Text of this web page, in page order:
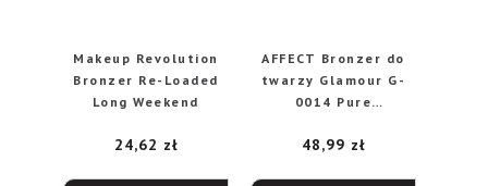
Makeup Revolution
Bronzer Re-Loaded
Long Weekend
24,62 zł
AFFECT Bronzer do
twarzy Glamour G-
0014 Pure
48,99 zł